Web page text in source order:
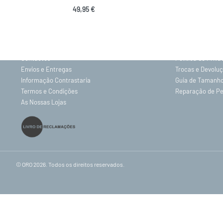
49,95€
Envios e Entregas
Trocas e
Informação Contrastaria
Guia de
Termos e Condições
Reparação de
As Nossas Lojas
© ORO 2026. Todos os direitos reservados.